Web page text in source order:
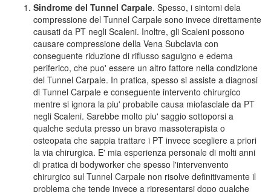
Sindrome del Tunnel Carpale. Spesso, i sintomi dela
compressione del Tunnel Carpale sono invece direttamente
causati da PT negli Scaleni. Inoltre, gli Scaleni possono
causare compressione della Vena Subclavia con
conseguente riduzione di riflusso saguigno e edema
periferico, che puo' essere un altro fattore nella condizione
del Tunnel Carpale. In pratica, spesso si assiste a diagnosi
di Tunnel Carpale e conseguente intervento chirurgico
mentre si ignora la piu' probabile causa miofasciale da PT
negli Scaleni. Sarebbe molto piu' saggio sottoporsi a
qualche seduta presso un bravo massoterapista o
osteopata che sappia trattare i PT invece scegliere a priori
la via chirurgica. E' mia esperienza personale di molti anni
di pratica di bodyworker che spesso l'intervenvento
chirurgico sul Tunnel Carpale non risolve definitivamente il
problema che tende invece a ripresentarsi dopo qualche